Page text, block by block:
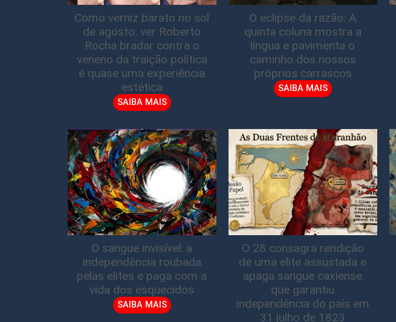
Como verniz barato no sol
de agosto: ver Roberto
Rocha bradar contra o
veneno da traição política
é quase uma experiência
estética
SAIBA MAIS
O eclipse da razão: A
quinta coluna mostra a
língua e pavimenta o
caminho dos nossos
próprios carrascos
SAIBA MAIS
O sangue invisível: a
independência roubada
pelas elites e paga com a
vida dos esquecidos
SAIBA MAIS
O 28 consagra rendição
de uma elite assustada e
apaga sangue caxiense
que garantiu
independência do país em
31 julho de 1823